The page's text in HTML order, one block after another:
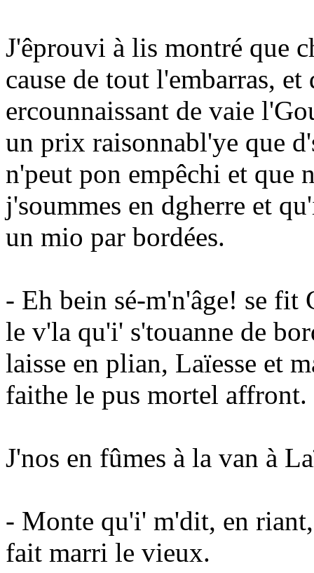
J'êprouvi à lis montré que
cause de tout l'embarras,
ercounnaissant de vaie
un prix raisonnabl'ye que
n'peut pon empêchi et que
j'soummes en dgherre et
un mio par bordées.
- Eh bein sé-m'n'âge! se fit
le v'la qu'i' s'touanne de
laisse en plian, Laïesse et
faithe le pus mortel affront.
J'nos en fûmes à la van à
- Monte qu'i' m'dit, en
fait marri le vieux.